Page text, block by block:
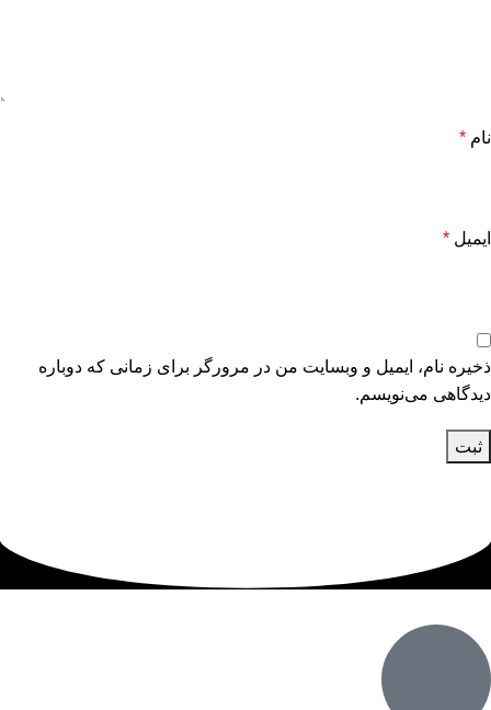
نام *
ایمیل *
ذخیره نام، ایمیل و وبسایت من در مرورگر برای زمانی که دوباره
دیدگاهی می‌نویسم.